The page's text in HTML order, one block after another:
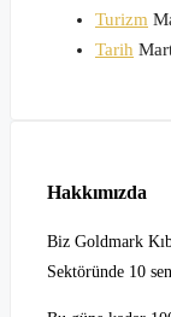
Turizm
Tarih
Hakkımızda
Biz Goldmark
Sektöründe 10